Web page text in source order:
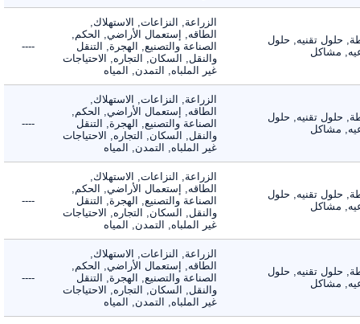
حلول تقنيه, حلول
مشاكل
الزراعة, النزاعات, الاستهلاك,
الطاقه, إستعمال الأراضي, الحكم,
الصناعة والتصنيع, الهجرة, التنقل
والنقل, السكان, التجاره, الاحتياجات
غير الملباه, التمدن, المياه
----
حلول تقنيه, حلول
مشاكل
الزراعة, النزاعات, الاستهلاك,
الطاقه, إستعمال الأراضي, الحكم,
الصناعة والتصنيع, الهجرة, التنقل
والنقل, السكان, التجاره, الاحتياجات
غير الملباه, التمدن, المياه
----
حلول تقنيه, حلول
مشاكل
الزراعة, النزاعات, الاستهلاك,
الطاقه, إستعمال الأراضي, الحكم,
الصناعة والتصنيع, الهجرة, التنقل
والنقل, السكان, التجاره, الاحتياجات
غير الملباه, التمدن, المياه
----
حلول تقنيه, حلول
مشاكل
الزراعة, النزاعات, الاستهلاك,
الطاقه, إستعمال الأراضي, الحكم,
الصناعة والتصنيع, الهجرة, التنقل
والنقل, السكان, التجاره, الاحتياجات
غير الملباه, التمدن, المياه
----